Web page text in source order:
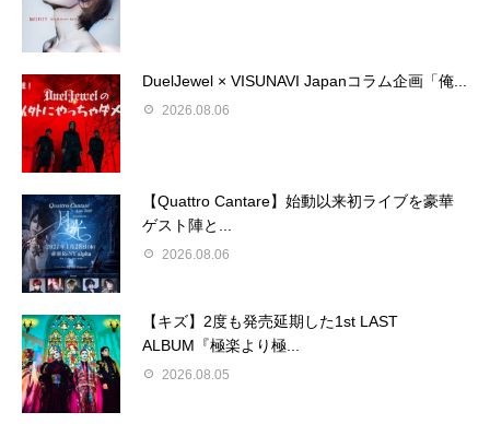
DuelJewel × VISUNAVI Japanコラム企画「俺...
2026.08.06
【Quattro Cantare】始動以来初ライブを豪華
ゲスト陣と...
2026.08.06
【キズ】2度も発売延期した1st LAST
ALBUM『極楽より極...
2026.08.05